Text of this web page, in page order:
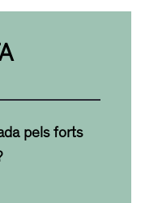
pels forts